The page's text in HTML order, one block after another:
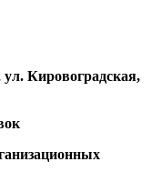
Кировоградская,